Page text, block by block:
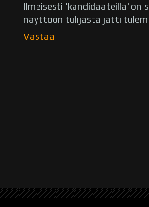
Ilmeisesti 'kandidaateilla' on
näyttöön tulijasta jätti
Vastaa